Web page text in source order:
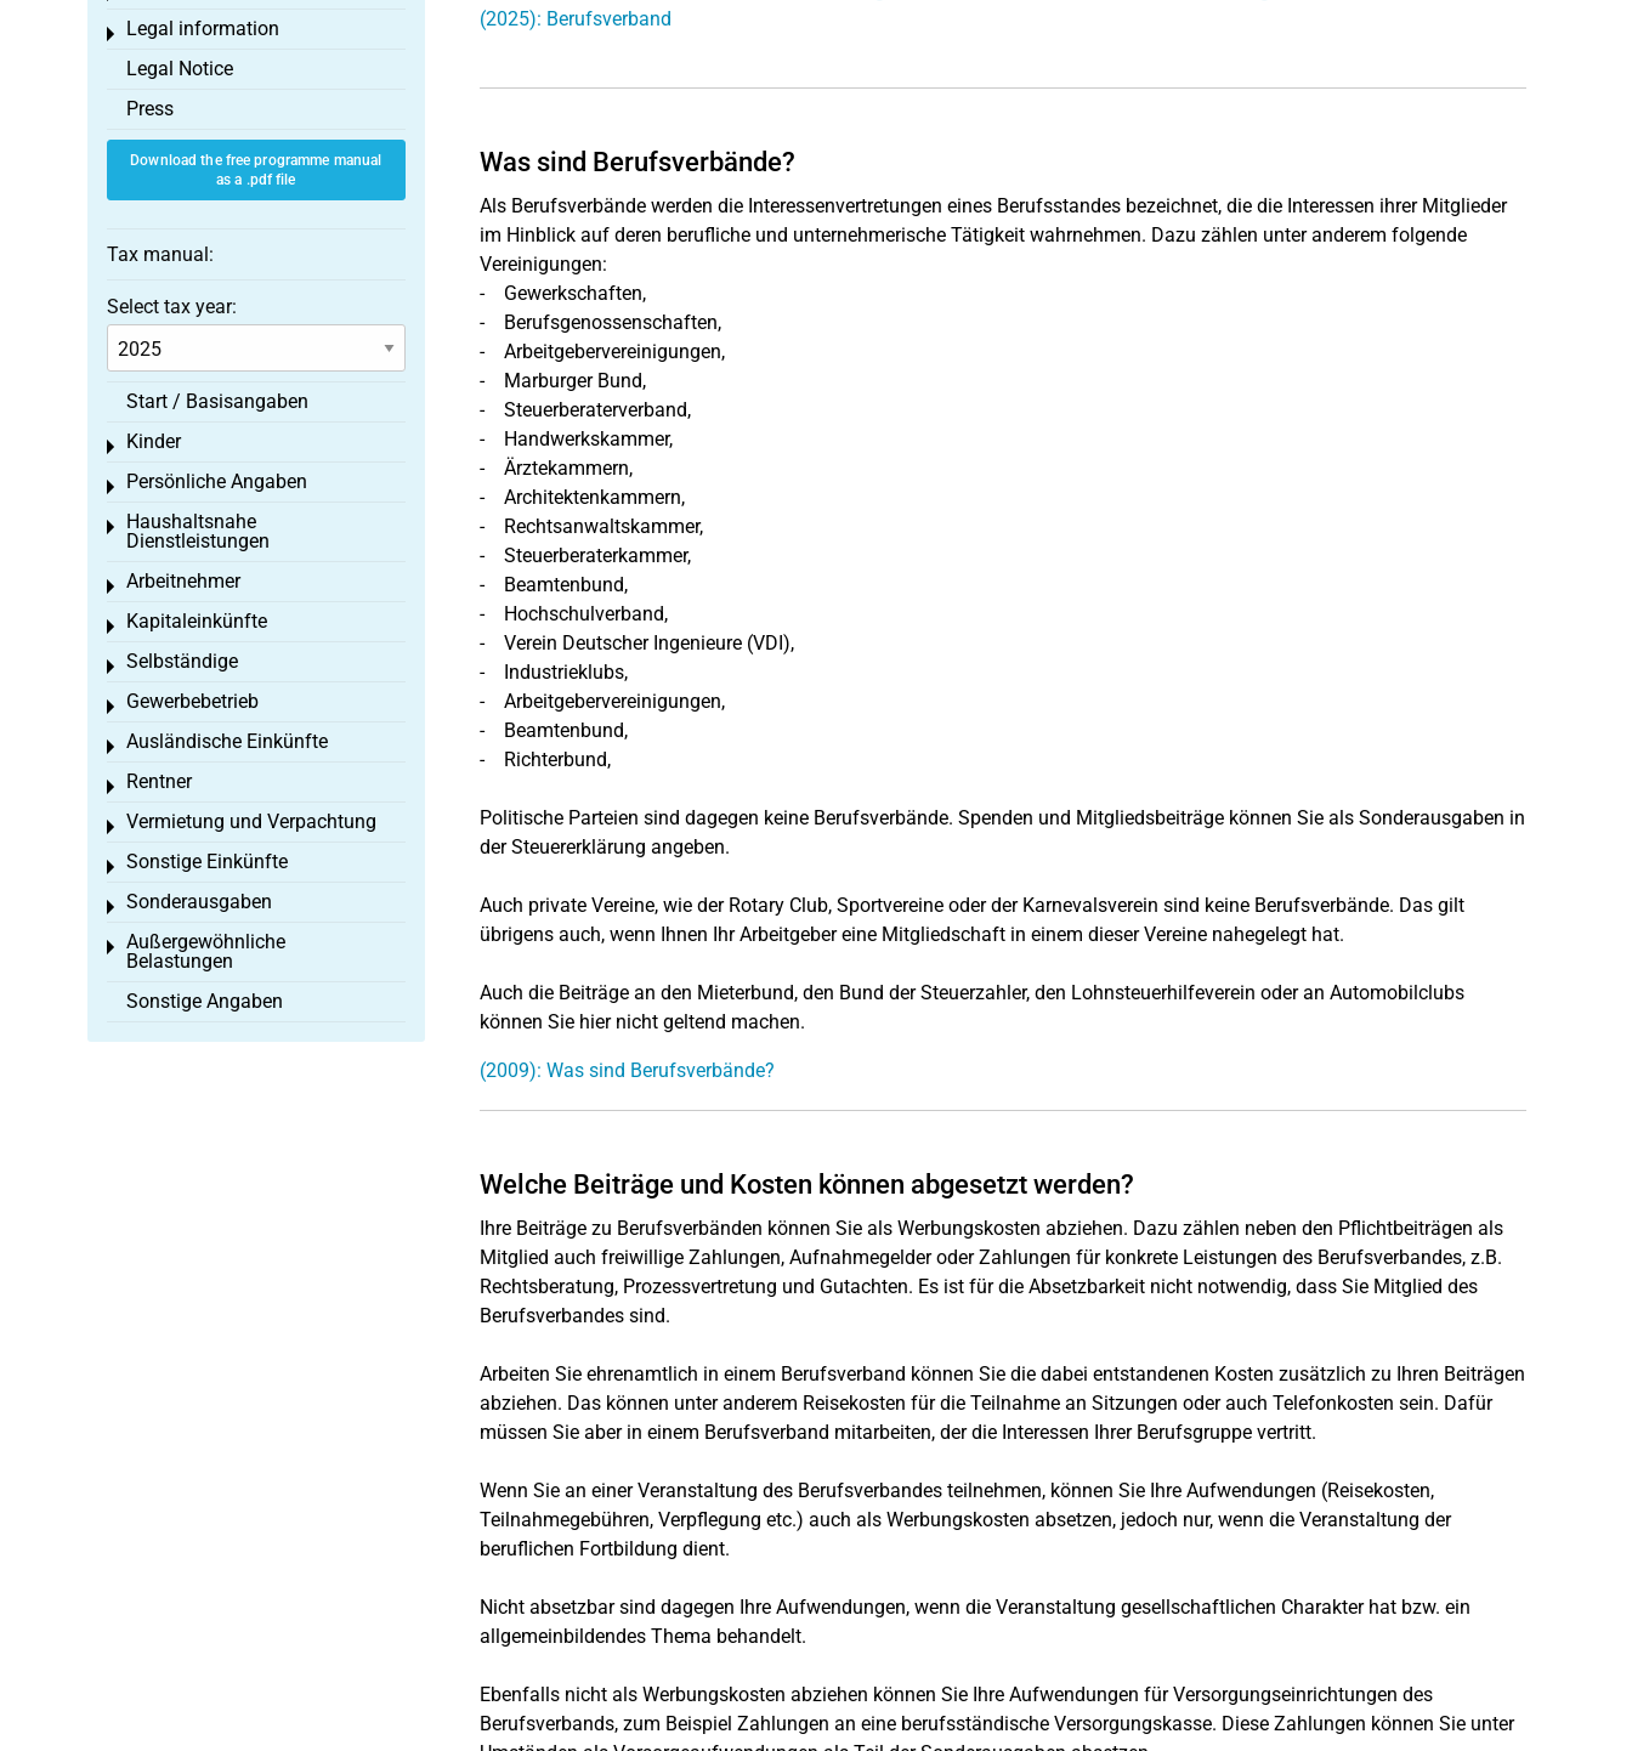
(2025): Berufsverband
Was sind Berufsverbände?
Als Berufsverbände werden die Interessenvertretungen eines Berufsstandes bezeichnet, die die Interessen ihrer Mitglieder
im Hinblick auf deren berufliche und unternehmerische Tätigkeit wahrnehmen. Dazu zählen unter anderem folgende
Vereinigungen:
- Gewerkschaften,
- Berufsgenossenschaften,
- Arbeitgebervereinigungen,
- Marburger Bund,
- Steuerberaterverband,
- Handwerkskammer,
- Ärztekammern,
- Architektenkammern,
- Rechtsanwaltskammer,
- Steuerberaterkammer,
- Beamtenbund,
- Hochschulverband,
- Verein Deutscher Ingenieure (VDI),
- Industrieklubs,
- Arbeitgebervereinigungen,
- Beamtenbund,
- Richterbund,
Politische Parteien sind dagegen keine Berufsverbände. Spenden und Mitgliedsbeiträge können Sie als Sonderausgaben in
der Steuererklärung angeben.
Auch private Vereine, wie der Rotary Club, Sportvereine oder der Karnevalsverein sind keine Berufsverbände. Das gilt
übrigens auch, wenn Ihnen Ihr Arbeitgeber eine Mitgliedschaft in einem dieser Vereine nahegelegt hat.
Auch die Beiträge an den Mieterbund, den Bund der Steuerzahler, den Lohnsteuerhilfeverein oder an Automobilclubs
können Sie hier nicht geltend machen.
(2009): Was sind Berufsverbände?
Welche Beiträge und Kosten können abgesetzt werden?
Ihre Beiträge zu Berufsverbänden können Sie als Werbungskosten abziehen. Dazu zählen neben den Pflichtbeiträgen als
Mitglied auch freiwillige Zahlungen, Aufnahmegelder oder Zahlungen für konkrete Leistungen des Berufsverbandes, z.B.
Rechtsberatung, Prozessvertretung und Gutachten. Es ist für die Absetzbarkeit nicht notwendig, dass Sie Mitglied des
Berufsverbandes sind.
Arbeiten Sie ehrenamtlich in einem Berufsverband können Sie die dabei entstandenen Kosten zusätzlich zu Ihren Beiträgen
abziehen. Das können unter anderem Reisekosten für die Teilnahme an Sitzungen oder auch Telefonkosten sein. Dafür
müssen Sie aber in einem Berufsverband mitarbeiten, der die Interessen Ihrer Berufsgruppe vertritt.
Wenn Sie an einer Veranstaltung des Berufsverbandes teilnehmen, können Sie Ihre Aufwendungen (Reisekosten,
Teilnahmegebühren, Verpflegung etc.) auch als Werbungskosten absetzen, jedoch nur, wenn die Veranstaltung der
beruflichen Fortbildung dient.
Nicht absetzbar sind dagegen Ihre Aufwendungen, wenn die Veranstaltung gesellschaftlichen Charakter hat bzw. ein
allgemeinbildendes Thema behandelt.
Ebenfalls nicht als Werbungskosten abziehen können Sie Ihre Aufwendungen für Versorgungseinrichtungen des
Berufsverbands, zum Beispiel Zahlungen an eine berufsständische Versorgungskasse. Diese Zahlungen können Sie unter
Legal information
Toggle menu
Legal Notice
Press
Download the free programme manual
as a .pdf file
Tax manual:
Select tax year:
Start / Basisangaben
Kinder
Toggle menu
Persönliche Angaben
Toggle menu
Haushaltsnahe
Dienstleistungen
Toggle menu
Arbeitnehmer
Toggle menu
Kapitaleinkünfte
Toggle menu
Selbständige
Toggle menu
Gewerbebetrieb
Toggle menu
Ausländische Einkünfte
Toggle menu
Rentner
Toggle menu
Vermietung und Verpachtung
Toggle menu
Sonstige Einkünfte
Toggle menu
Sonderausgaben
Toggle menu
Außergewöhnliche
Belastungen
Toggle menu
Sonstige Angaben